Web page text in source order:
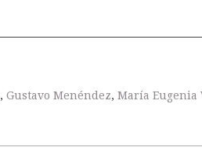
, Gustavo Menéndez, María Eugenia